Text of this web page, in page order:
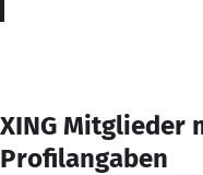
XING Mitglieder
Profilangaben